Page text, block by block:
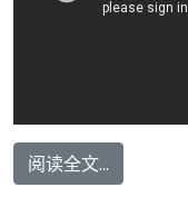
阅读全文...